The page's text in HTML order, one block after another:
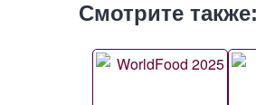
Смотрите также: